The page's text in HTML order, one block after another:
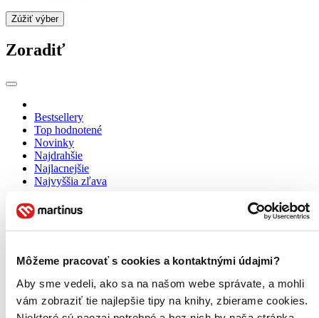
Môžeme pracovať s cookies a kontaktnými údajmi?
Aby sme vedeli, ako sa na našom webe správate, a mohli
vám zobraziť tie najlepšie tipy na knihy, zbierame cookies.
Zúžiť výber
Zoradiť
Bestsellery
Top hodnotené
Novinky
Najdrahšie
Najlacnejšie
Najvyššia zľava
Použité filtre
Zrušiť filtre